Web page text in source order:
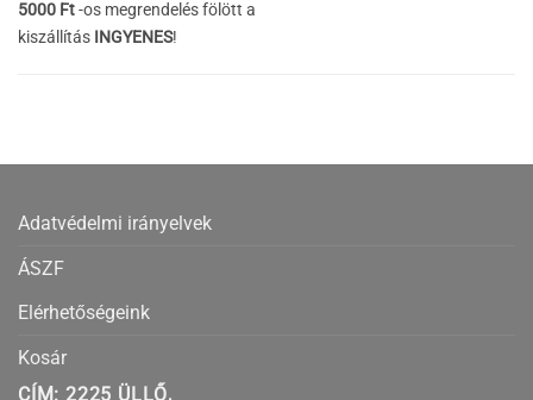
5000 Ft-os megrendelés fölött a
kiszállítás INGYENES!
Adatvédelmi irányelvek
ÁSZF
Elérhetőségeink
Kosár
CÍM: 2225 ÜLLŐ,